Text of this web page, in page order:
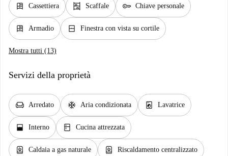
dresser Cassettiera shelves Scaffale key Chiave personale
dresser Armadio window_closed Finestra con vista su cortile
Mostra tutti (13)
Servizi della proprietà
chair Arredato ac_unit Aria condizionata local_laundry_service Lavatrice
window_open Interno kitchen Cucina attrezzata
water_heater Caldaia a gas naturale water_heater Riscaldamento centralizzato